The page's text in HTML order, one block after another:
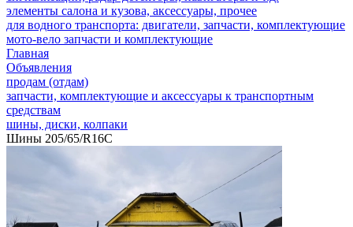
элементы салона и кузова, аксессуары, прочее
для водного транспорта: двигатели, запчасти, комплектующие
мото-вело запчасти и комплектующие
Главная
Объявления
продам (отдам)
запчасти, комплектующие и аксессуары к транспортным
средствам
шины, диски, колпаки
Шины 205/65/R16C